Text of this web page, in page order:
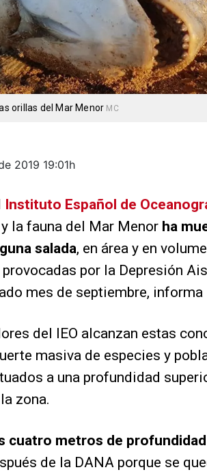
orillas del Mar Menor MC
2019 19:01h
Instituto Español de
la fauna del Mar Menor ha
salada, en área y en
por la Depresión
mes de septiembre, informa
del IEO alcanzan estas
masiva de especies y
a una profundidad
zona.
cuatro metros de
de la DANA porque se